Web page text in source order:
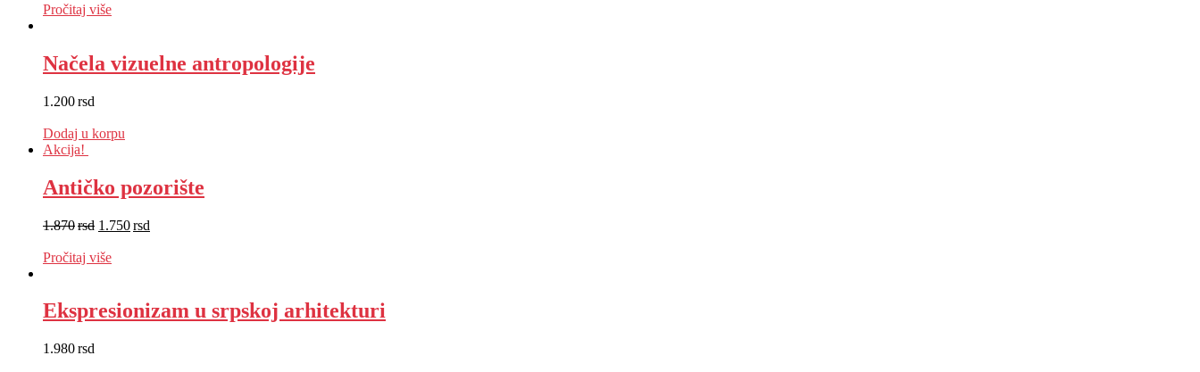
Pročitaj više
Načela vizuelne antropologije
1.200rsd
Dodaj u korpu
Akcija!
Antičko pozorište
1.870rsd 1.750rsd
Pročitaj više
Ekspresionizam u srpskoj arhitekturi
1.980rsd